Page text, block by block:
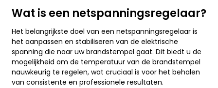
Wat is een netspanningsregelaar?
Het belangrijkste doel van een netspanningsregelaar is
het aanpassen en stabiliseren van de elektrische
spanning die naar uw brandstempel gaat. Dit biedt u de
mogelijkheid om de temperatuur van de brandstempel
nauwkeurig te regelen, wat cruciaal is voor het behalen
van consistente en professionele resultaten.